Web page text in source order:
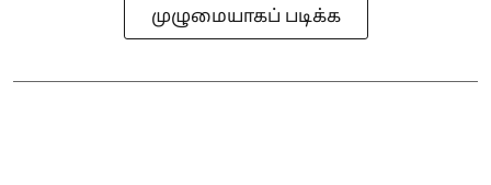
முழுமையாகப் படிக்க